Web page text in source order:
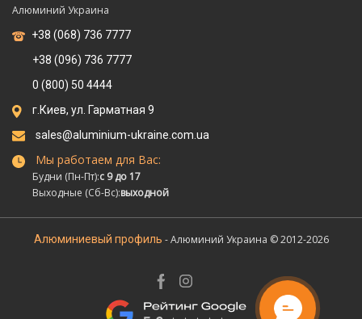
Алюминий Украина
+38 (068) 736 7777
+38 (096) 736 7777
0 (800) 50 4444
г.Киев, ул. Гарматная 9
sales@aluminium-ukraine.com.ua
Мы работаем для Вас:
Будни (Пн-Пт):с 9 до 17
Выходные (Сб-Вс):выходной
Алюминиевый профиль - Алюминий Украина © 2012-2026